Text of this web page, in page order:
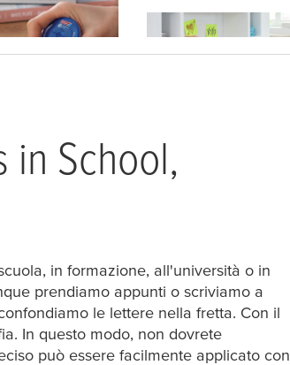
in School,
in formazione, all'università o in
prendiamo appunti o scriviamo a
le lettere nella fretta. Con il
In questo modo, non dovrete
può essere facilmente applicato